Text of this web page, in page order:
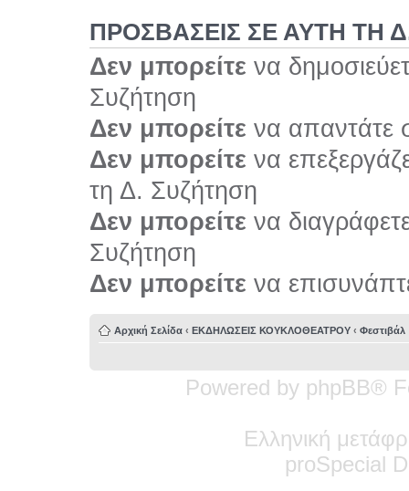
ΠΡΟΣΒΆΣΕΙΣ ΣΕ ΑΥΤΉ ΤΗ
Δεν μπορείτε να
Συζήτηση
Δεν μπορείτε να απαντάτε
Δεν μπορείτε να
τη Δ. Συζήτηση
Δεν μπορείτε να
Συζήτηση
Δεν μπορείτε να
Αρχική Σελίδα ‹ ΕΚΔΗΛΩΣΕΙΣ ΚΟΥΚΛΟΘΕΑΤΡΟΥ ‹ Φεστιβάλ
Powered by phpBB®
Ελληνική
proSpecial